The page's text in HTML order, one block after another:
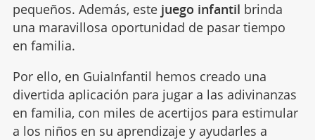
pequeños. Además, este juego infantil brinda
una maravillosa oportunidad de pasar tiempo
en familia.
Por ello, en GuiaInfantil hemos creado una
divertida aplicación para jugar a las adivinanzas
en familia, con miles de acertijos para estimular
a los niños en su aprendizaje y ayudarles a